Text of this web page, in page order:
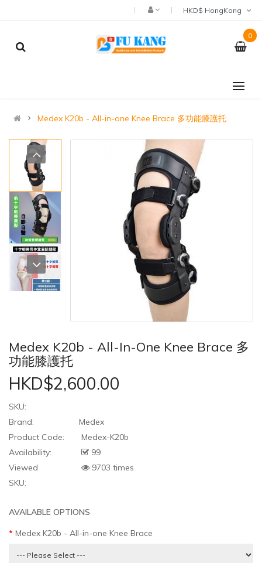
0
Medex K20b - All-in-one Knee Brace 多功能膝護托
Medex K20b - All-In-One Knee Brace 多
功能膝護托
HKD$2,600.00
SKU:
Brand:
Medex
Product Code:
Medex-K20b
Availability:
99
Viewed
9703 times
SKU:
AVAILABLE OPTIONS
Medex K20b - All-in-one Knee Brace